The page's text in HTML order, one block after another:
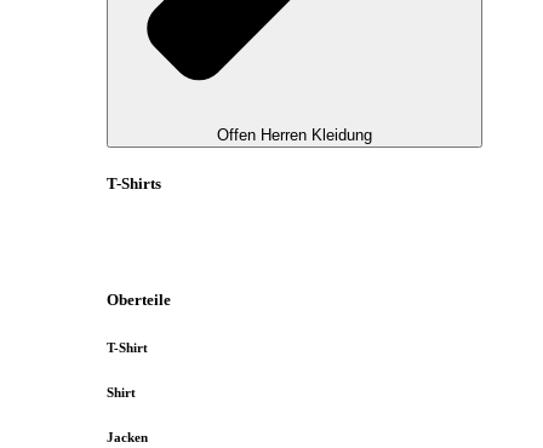
Offen Herren Kleidung
T-Shirts
Oberteile
T-Shirt
Shirt
Jacken